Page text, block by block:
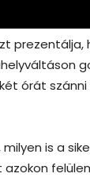
órát
is a